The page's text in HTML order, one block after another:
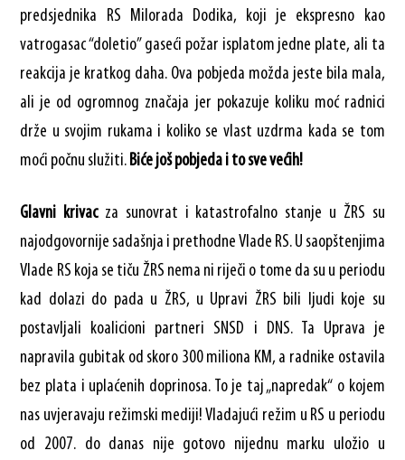
predsjednika RS Milorada Dodika, koji je ekspresno kao
vatrogasac “doletio” gaseći požar isplatom jedne plate, ali ta
reakcija je kratkog daha. Ova pobjeda možda jeste bila mala,
ali je od ogromnog značaja jer pokazuje koliku moć radnici
drže u svojim rukama i koliko se vlast uzdrma kada se tom
moći počnu služiti. Biće još pobjeda i to sve većih!
Glavni krivacza sunovrat i katastrofalno stanje u ŽRS su
najodgovornije sadašnja i prethodne Vlade RS. U saopštenjima
Vlade RS koja se tiču ŽRS nema ni riječi o tome da su u periodu
kad dolazi do pada u ŽRS, u Upravi ŽRS bili ljudi koje su
postavljali koalicioni partneri SNSD i DNS. Ta Uprava je
napravila gubitak od skoro 300 miliona KM, a radnike ostavila
bez plata i uplaćenih doprinosa. To je taj „napredak“ o kojem
nas uvjeravaju režimski mediji! Vladajući režim u RS u periodu
od 2007. do danas nije gotovo nijednu marku uložio u